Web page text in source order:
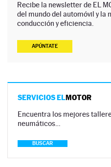
Recibe la newsletter de EL
del mundo del automóvil y la
conducción y eficiencia.
APÚNTATE
SERVICIOS ELMOTOR
Encuentra los mejores
neumáticos…
BUSCAR